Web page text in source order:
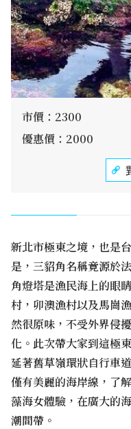
市價：2300
優惠價：2000
新北市極東之境，也是
是，三貂角名稱竟源於
角燈塔是漁民海上的眼
村，卯澳漁村以及馬崗
然很原味，不受外界侵
化。此次帶大家到這極
延著舊草嶺環狀自行車
僅有美麗的海岸線，了
藻海女體驗，在廣大的
潮間帶。